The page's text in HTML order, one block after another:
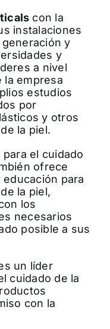
con la
instalaciones
y
y
a nivel
la empresa
estudios
por
y otros
la piel.
el cuidado
ofrece
para
la piel,
los
necesarios
posible a sus
un líder
cuidado de la
con la